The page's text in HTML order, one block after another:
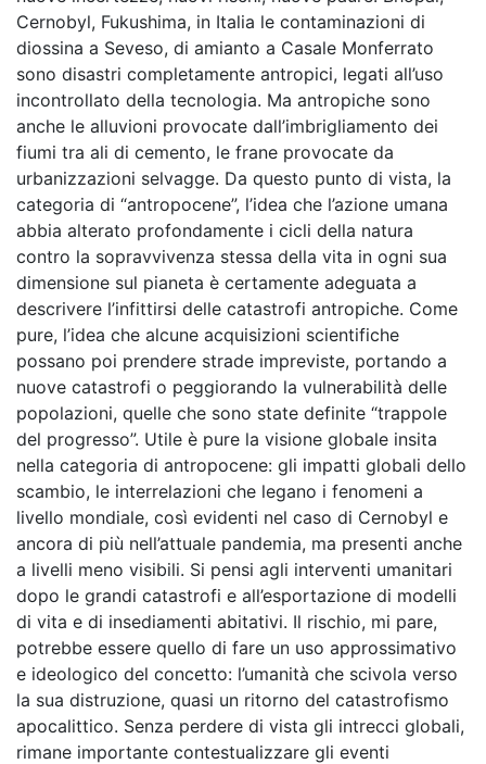
Cernobyl, Fukushima, in Italia le contaminazioni di
diossina a Seveso, di amianto a Casale Monferrato
sono disastri completamente antropici, legati all’uso
incontrollato della tecnologia. Ma antropiche sono
anche le alluvioni provocate dall’imbrigliamento dei
fiumi tra ali di cemento, le frane provocate da
urbanizzazioni selvagge. Da questo punto di vista, la
categoria di “antropocene”, l’idea che l’azione umana
abbia alterato profondamente i cicli della natura
contro la sopravvivenza stessa della vita in ogni sua
dimensione sul pianeta è certamente adeguata a
descrivere l’infittirsi delle catastrofi antropiche. Come
pure, l’idea che alcune acquisizioni scientifiche
possano poi prendere strade impreviste, portando a
nuove catastrofi o peggiorando la vulnerabilità delle
popolazioni, quelle che sono state definite “trappole
del progresso”. Utile è pure la visione globale insita
nella categoria di antropocene: gli impatti globali dello
scambio, le interrelazioni che legano i fenomeni a
livello mondiale, così evidenti nel caso di Cernobyl e
ancora di più nell’attuale pandemia, ma presenti anche
a livelli meno visibili. Si pensi agli interventi umanitari
dopo le grandi catastrofi e all’esportazione di modelli
di vita e di insediamenti abitativi. Il rischio, mi pare,
potrebbe essere quello di fare un uso approssimativo
e ideologico del concetto: l’umanità che scivola verso
la sua distruzione, quasi un ritorno del catastrofismo
apocalittico. Senza perdere di vista gli intrecci globali,
rimane importante contestualizzare gli eventi